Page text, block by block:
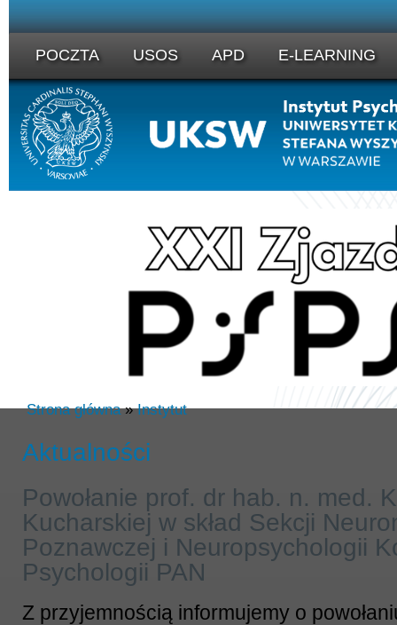
POCZTA USOS APD E-LEARNING
Strona główna»Instytut
Aktualności
Powołanie prof. dr hab. n. med.
Kucharskiej w skład Sekcji
Poznawczej i Neuropsychologii
Psychologii PAN
Z przyjemnością informujemy o